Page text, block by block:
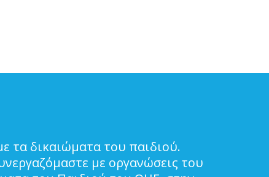
τα δικαιώματα του παιδιού.
με οργανώσεις του